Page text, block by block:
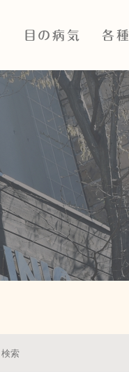
目の病気
目の表裏の病気
眼底出血
飛蚊症・網膜裂孔・網膜剥
離
子どもの病気・近視治療
アレルギー性眼疾患結膜炎
各
レーザー多
ICL・眼内
治療
抗VEGF
PASCALレ
SLTレーザー
iStent眼内